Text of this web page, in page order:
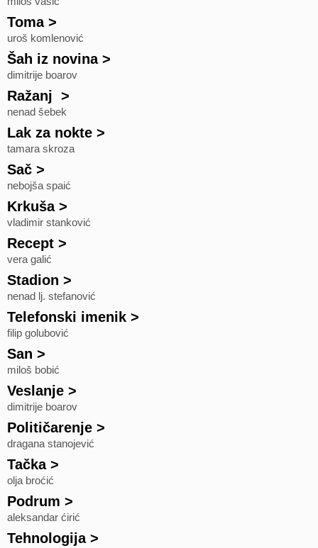
Toma>
uroš komlenović
Šah iz novina>
dimitrije boarov
Ražanj >
nenad šebek
Lak za nokte >
tamara skroza
Sač >
nebojša spaić
Krkuša>
vladimir stanković
Recept >
vera galić
Stadion >
nenad lj. stefanović
Telefonski imenik >
filip golubović
San >
miloš bobić
Veslanje >
dimitrije boarov
Političarenje >
dragana stanojević
Tačka>
olja broćić
Podrum >
aleksandar ćirić
Tehnologija>